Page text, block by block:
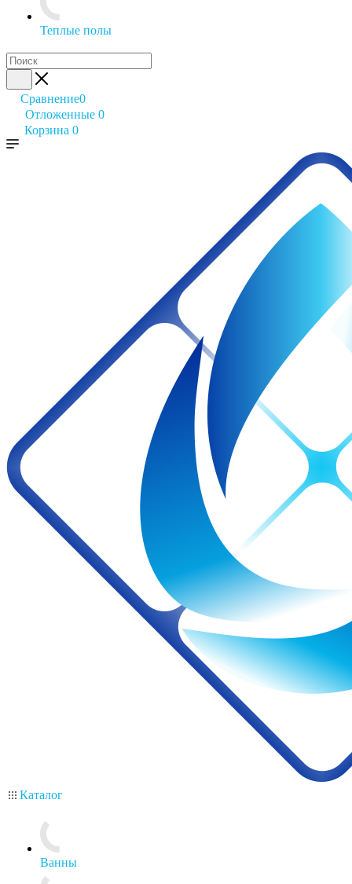
Теплые полы
Сравнение0
Отложенные 0
Корзина 0
Каталог
Ванны